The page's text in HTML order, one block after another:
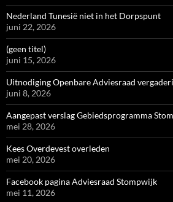
Nederland Tunesië niet in het Dorpspunt
juni 22, 2026
(geen titel)
juni 15, 2026
Uitnodiging Openbare Adviesraad
juni 8, 2026
Aangepast verslag Gebiedsprogramma
mei 28, 2026
Kees Overdevest overleden
mei 20, 2026
Facebook pagina Adviesraad Stompwijk
mei 11, 2026